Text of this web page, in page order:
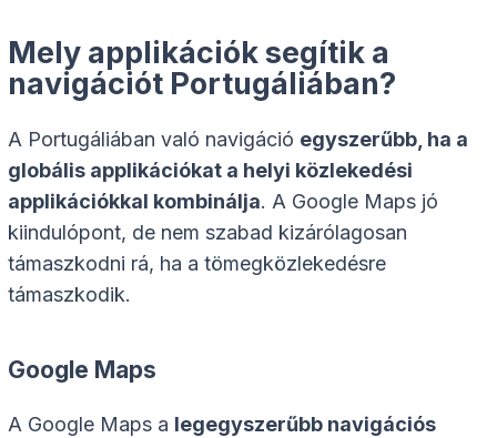
Mely applikációk segítik a
navigációt Portugáliában?
A Portugáliában való navigáció egyszerűbb, ha a
globális applikációkat a helyi közlekedési
applikációkkal kombinálja. A Google Maps jó
kiindulópont, de nem szabad kizárólagosan
támaszkodni rá, ha a tömegközlekedésre
támaszkodik.
Google Maps
A Google Maps a legegyszerűbb navigációs